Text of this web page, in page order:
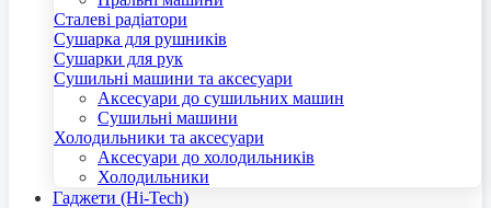
Сталеві радіатори
Сушарка для рушників
Сушарки для рук
Сушильні машини та аксесуари
Аксесуари до сушильних машин
Сушильні машини
Холодильники та аксесуари
Аксесуари до холодильників
Холодильники
Гаджети (Hi-Tech)